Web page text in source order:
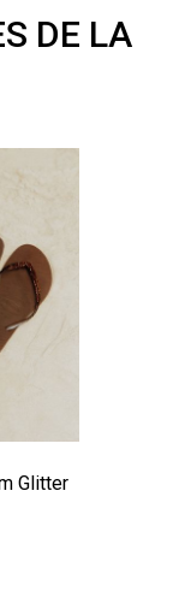
DE LA
Glitter